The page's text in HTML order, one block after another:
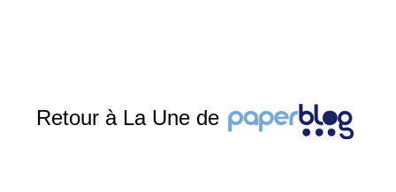
Retour à La Une de